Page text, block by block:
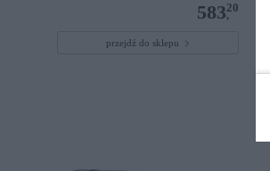
583,
20
przejdź do sklepu